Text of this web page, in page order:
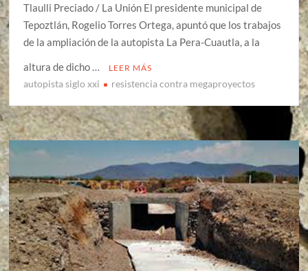
Tlaulli Preciado / La Unión El presidente municipal de
Tepoztlán, Rogelio Torres Ortega, apuntó que los trabajos
de la ampliación de la autopista La Pera-Cuautla, a la
altura de dicho …
LEER MÁS
autopista siglo xxi resistencia contra megaproyectos